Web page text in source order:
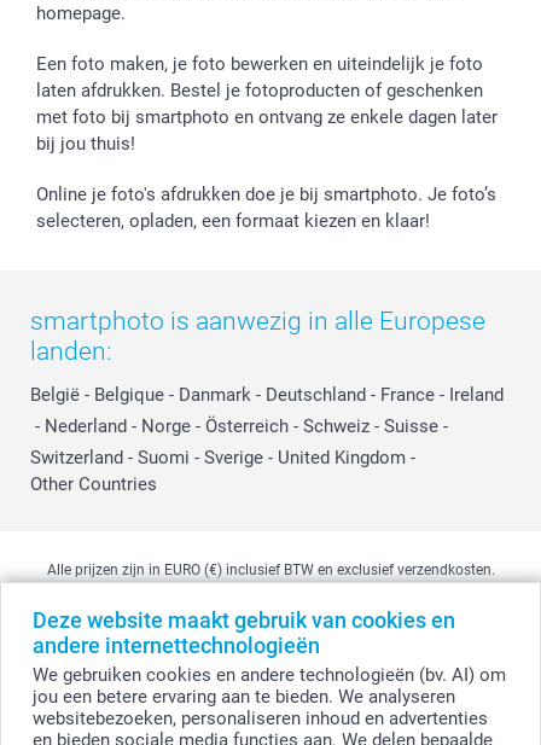
Deze website maakt gebruik van cookies en
andere internettechnologieën
We gebruiken cookies en andere technologieën (bv. AI) om
jou een betere ervaring aan te bieden. We analyseren
websitebezoeken, personaliseren inhoud en advertenties
en bieden sociale media functies aan. We delen bepaalde
homepage.
Een foto maken, je foto bewerken en uiteindelijk je foto
laten afdrukken. Bestel je fotoproducten of geschenken
met foto bij smartphoto en ontvang ze enkele dagen later
bij jou thuis!
Online je foto's afdrukken doe je bij smartphoto. Je foto’s
selecteren, opladen, een formaat kiezen en klaar!
smartphoto is aanwezig in alle Europese
landen:
België - Belgique - Danmark - Deutschland - France - Ireland
- Nederland - Norge - Österreich - Schweiz - Suisse -
Switzerland - Suomi - Sverige - United Kingdom -
Other Countries
© smartphoto group. Alle rechten voorbehouden
smartphoto group NV.
Kwatrechtsteenweg 160, 9230 Wetteren, België
BTW-nummer BE 0405.706.755
Ondernemingsnummer 0405.706.755.
Alle prijzen zijn in EURO (€) inclusief BTW en exclusief verzendkosten.